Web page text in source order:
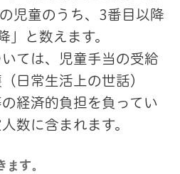
児童のうち、3番目以降
」と数えます。
ては、児童手当の受給
日常生活上の世話）
経済的負担を負ってい
数に含まれます。
す。